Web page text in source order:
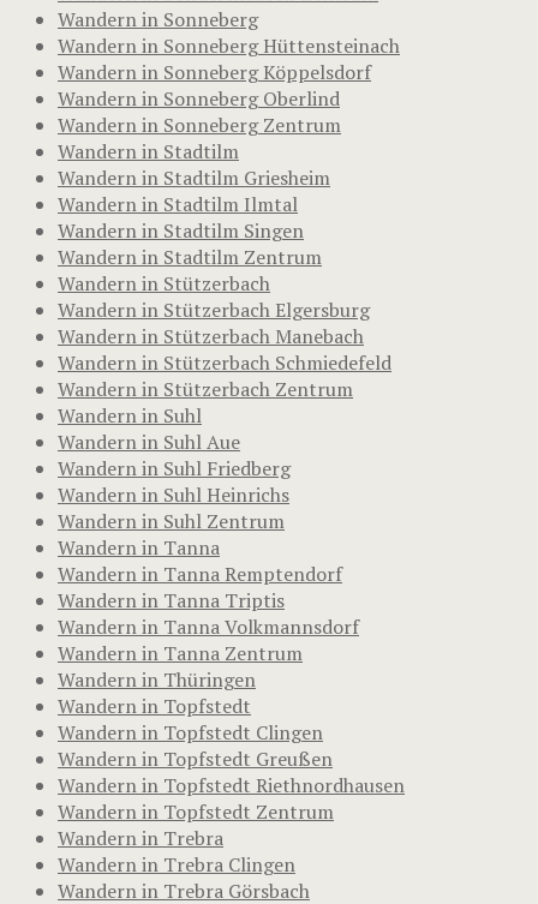
Wandern in Sonneberg
Wandern in Sonneberg Hüttensteinach
Wandern in Sonneberg Köppelsdorf
Wandern in Sonneberg Oberlind
Wandern in Sonneberg Zentrum
Wandern in Stadtilm
Wandern in Stadtilm Griesheim
Wandern in Stadtilm Ilmtal
Wandern in Stadtilm Singen
Wandern in Stadtilm Zentrum
Wandern in Stützerbach
Wandern in Stützerbach Elgersburg
Wandern in Stützerbach Manebach
Wandern in Stützerbach Schmiedefeld
Wandern in Stützerbach Zentrum
Wandern in Suhl
Wandern in Suhl Aue
Wandern in Suhl Friedberg
Wandern in Suhl Heinrichs
Wandern in Suhl Zentrum
Wandern in Tanna
Wandern in Tanna Remptendorf
Wandern in Tanna Triptis
Wandern in Tanna Volkmannsdorf
Wandern in Tanna Zentrum
Wandern in Thüringen
Wandern in Topfstedt
Wandern in Topfstedt Clingen
Wandern in Topfstedt Greußen
Wandern in Topfstedt Riethnordhausen
Wandern in Topfstedt Zentrum
Wandern in Trebra
Wandern in Trebra Clingen
Wandern in Trebra Görsbach